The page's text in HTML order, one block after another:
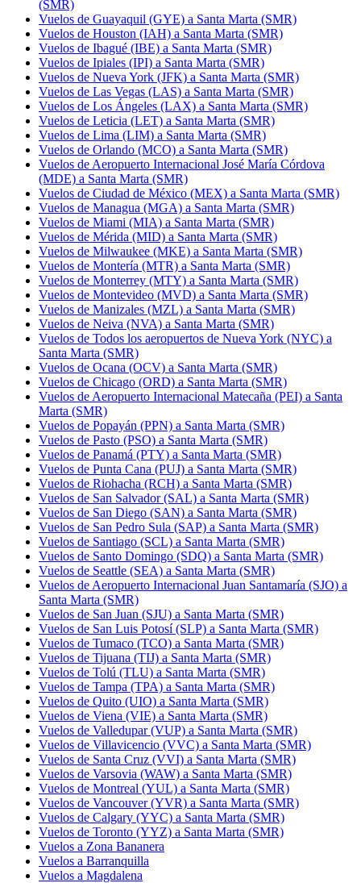
(SMR)
Vuelos de Guayaquil (GYE) a Santa Marta (SMR)
Vuelos de Houston (IAH) a Santa Marta (SMR)
Vuelos de Ibagué (IBE) a Santa Marta (SMR)
Vuelos de Ipiales (IPI) a Santa Marta (SMR)
Vuelos de Nueva York (JFK) a Santa Marta (SMR)
Vuelos de Las Vegas (LAS) a Santa Marta (SMR)
Vuelos de Los Ángeles (LAX) a Santa Marta (SMR)
Vuelos de Leticia (LET) a Santa Marta (SMR)
Vuelos de Lima (LIM) a Santa Marta (SMR)
Vuelos de Orlando (MCO) a Santa Marta (SMR)
Vuelos de Aeropuerto Internacional José María Córdova
(MDE) a Santa Marta (SMR)
Vuelos de Ciudad de México (MEX) a Santa Marta (SMR)
Vuelos de Managua (MGA) a Santa Marta (SMR)
Vuelos de Miami (MIA) a Santa Marta (SMR)
Vuelos de Mérida (MID) a Santa Marta (SMR)
Vuelos de Milwaukee (MKE) a Santa Marta (SMR)
Vuelos de Montería (MTR) a Santa Marta (SMR)
Vuelos de Monterrey (MTY) a Santa Marta (SMR)
Vuelos de Montevideo (MVD) a Santa Marta (SMR)
Vuelos de Manizales (MZL) a Santa Marta (SMR)
Vuelos de Neiva (NVA) a Santa Marta (SMR)
Vuelos de Todos los aeropuertos de Nueva York (NYC) a
Santa Marta (SMR)
Vuelos de Ocana (OCV) a Santa Marta (SMR)
Vuelos de Chicago (ORD) a Santa Marta (SMR)
Vuelos de Aeropuerto Internacional Matecaña (PEI) a Santa
Marta (SMR)
Vuelos de Popayán (PPN) a Santa Marta (SMR)
Vuelos de Pasto (PSO) a Santa Marta (SMR)
Vuelos de Panamá (PTY) a Santa Marta (SMR)
Vuelos de Punta Cana (PUJ) a Santa Marta (SMR)
Vuelos de Riohacha (RCH) a Santa Marta (SMR)
Vuelos de San Salvador (SAL) a Santa Marta (SMR)
Vuelos de San Diego (SAN) a Santa Marta (SMR)
Vuelos de San Pedro Sula (SAP) a Santa Marta (SMR)
Vuelos de Santiago (SCL) a Santa Marta (SMR)
Vuelos de Santo Domingo (SDQ) a Santa Marta (SMR)
Vuelos de Seattle (SEA) a Santa Marta (SMR)
Vuelos de Aeropuerto Internacional Juan Santamaría (SJO) a
Santa Marta (SMR)
Vuelos de San Juan (SJU) a Santa Marta (SMR)
Vuelos de San Luis Potosí (SLP) a Santa Marta (SMR)
Vuelos de Tumaco (TCO) a Santa Marta (SMR)
Vuelos de Tijuana (TIJ) a Santa Marta (SMR)
Vuelos de Tolú (TLU) a Santa Marta (SMR)
Vuelos de Tampa (TPA) a Santa Marta (SMR)
Vuelos de Quito (UIO) a Santa Marta (SMR)
Vuelos de Viena (VIE) a Santa Marta (SMR)
Vuelos de Valledupar (VUP) a Santa Marta (SMR)
Vuelos de Villavicencio (VVC) a Santa Marta (SMR)
Vuelos de Santa Cruz (VVI) a Santa Marta (SMR)
Vuelos de Varsovia (WAW) a Santa Marta (SMR)
Vuelos de Montreal (YUL) a Santa Marta (SMR)
Vuelos de Vancouver (YVR) a Santa Marta (SMR)
Vuelos de Calgary (YYC) a Santa Marta (SMR)
Vuelos de Toronto (YYZ) a Santa Marta (SMR)
Vuelos a Zona Bananera
Vuelos a Barranquilla
Vuelos a Magdalena